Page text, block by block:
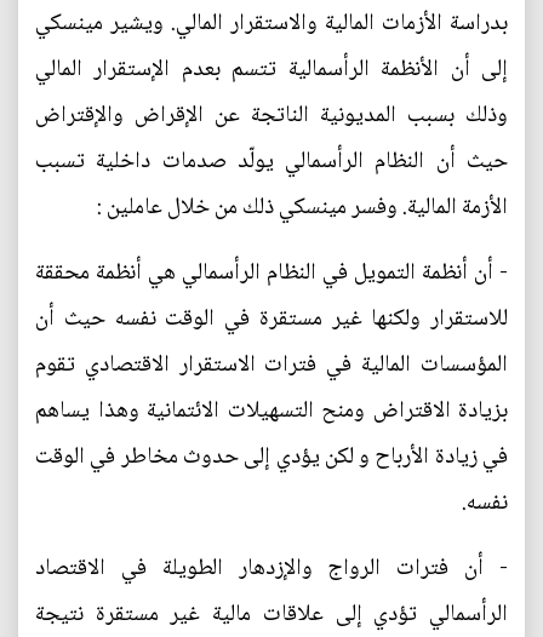
بدراسة الأزمات المالية والاستقرار المالي. ويشير مينسكي
إلى أن الأنظمة الرأسمالية تتسم بعدم الإستقرار المالي
وذلك بسبب المديونية الناتجة عن الإقراض والإقتراض
حيث أن النظام الرأسمالي يولّد صدمات داخلية تسبب
الأزمة المالية. وفسر مينسكي ذلك من خلال عاملين :
- أن أنظمة التمويل في النظام الرأسمالي هي أنظمة محققة
للاستقرار ولكنها غير مستقرة في الوقت نفسه حيث أن
المؤسسات المالية في فترات الاستقرار الاقتصادي تقوم
بزيادة الاقتراض ومنح التسهيلات الائتمانية وهذا يساهم
في زيادة الأرباح و لكن يؤدي إلى حدوث مخاطر في الوقت
نفسه.
- أن فترات الرواج والإزدهار الطويلة في الاقتصاد
الرأسمالي تؤدي إلى علاقات مالية غير مستقرة نتيجة